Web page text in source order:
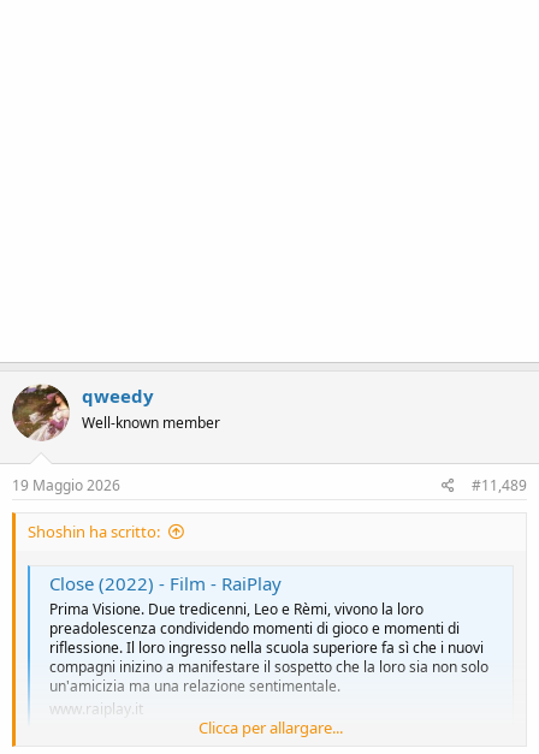
qweedy
Well-known member
19 Maggio 2026 #11,489
Shoshin ha scritto:
Close (2022) - Film - RaiPlay
Prima Visione. Due tredicenni, Leo e Rèmi, vivono la loro
preadolescenza condividendo momenti di gioco e momenti di
riflessione. Il loro ingresso nella scuola superiore fa sì che i nuovi
compagni inizino a manifestare il sospetto che la loro sia non solo
un'amicizia ma una relazione sentimentale.
www.raiplay.it
Clicca per allargare...